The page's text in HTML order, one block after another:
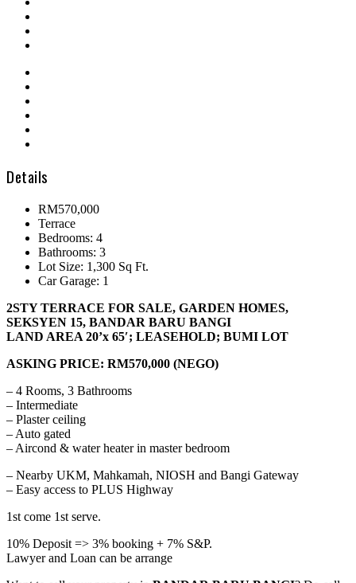
Details
RM570,000
Terrace
Bedrooms: 4
Bathrooms: 3
Lot Size: 1,300 Sq Ft.
Car Garage: 1
2STY TERRACE FOR SALE, GARDEN HOMES,
SEKSYEN 15, BANDAR BARU BANGI
LAND AREA 20’x 65′; LEASEHOLD; BUMI LOT
ASKING PRICE: RM570,000 (NEGO)
– 4 Rooms, 3 Bathrooms
– Intermediate
– Plaster ceiling
– Auto gated
– Aircond & water heater in master bedroom
– Nearby UKM, Mahkamah, NIOSH and Bangi Gateway
– Easy access to PLUS Highway
1st come 1st serve.
10% Deposit => 3% booking + 7% S&P.
Lawyer and Loan can be arrange